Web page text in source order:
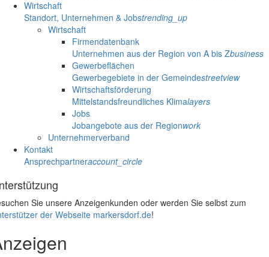
Wirtschaft
Standort, Unternehmen & Jobstrending_up
Wirtschaft
Firmendatenbank
Unternehmen aus der Region von A bis Zbusiness
Gewerbeflächen
Gewerbegebiete in der Gemeindestreetview
Wirtschaftsförderung
Mittelstandsfreundliches Klimalayers
Jobs
Jobangebote aus der Regionwork
Unternehmerverband
Kontakt
Ansprechpartneraccount_circle
Sie unsere Anzeigenkunden oder werden Sie selbst zum
der Webseite markersdorf.de!